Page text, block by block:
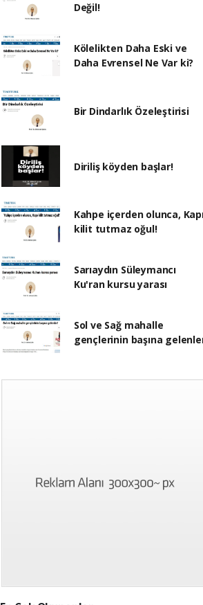
Değil!
Kölelikten Daha Eski ve
Daha Evrensel Ne Var ki?
Bir Dindarlık Özeleştirisi
Diriliş köyden başlar!
Kahpe içerden olunca,
kilit tutmaz oğul!
Sarıaydın Süleymancı
Ku'ran kursu yarası
Sol ve Sağ mahalle
gençlerinin başına